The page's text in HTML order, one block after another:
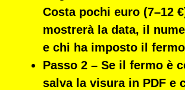
Costa pochi euro (7–12
mostrerà la data, il
e chi ha imposto il fermo
Passo 2 – Se il fermo è
salva la visura in PDF e